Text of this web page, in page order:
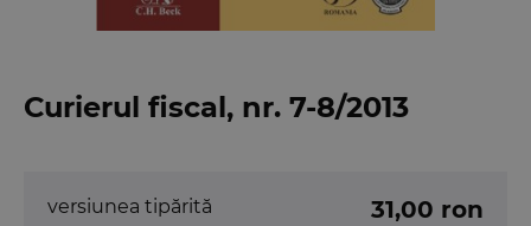
Curierul fiscal, nr. 7-8/2013
versiunea tipărită 31,00 ron